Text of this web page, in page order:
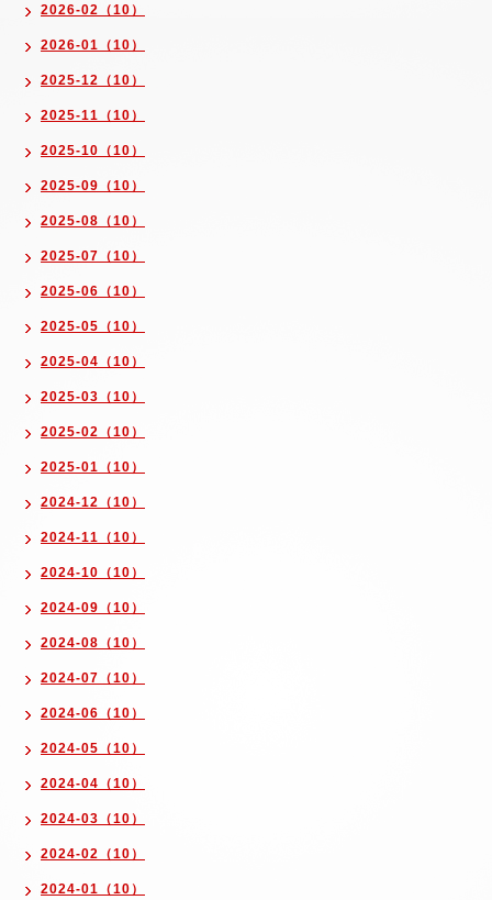
2026-02（10）
2026-01（10）
2025-12（10）
2025-11（10）
2025-10（10）
2025-09（10）
2025-08（10）
2025-07（10）
2025-06（10）
2025-05（10）
2025-04（10）
2025-03（10）
2025-02（10）
2025-01（10）
2024-12（10）
2024-11（10）
2024-10（10）
2024-09（10）
2024-08（10）
2024-07（10）
2024-06（10）
2024-05（10）
2024-04（10）
2024-03（10）
2024-02（10）
2024-01（10）